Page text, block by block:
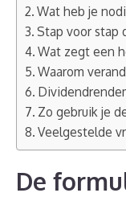
Wat heb je
Stap voor stap
Wat zegt een
Waarom
Zo gebruik je
Veelgestelde
De